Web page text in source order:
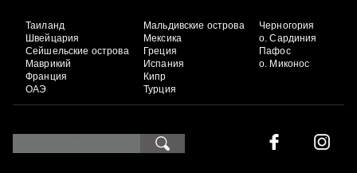
Таиланд
Швейцария
Сейшельские острова
Маврикий
Франция
ОАЭ
Мальдивские острова
Мексика
Греция
Испания
Кипр
Турция
Черногория
о. Сардиния
Пафос
о. Миконос